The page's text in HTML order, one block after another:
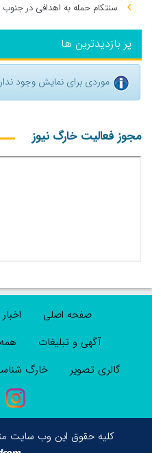
سنتکام حمله به اهدافی در جنوب
پر بازدیدترین ها
موردی برای نمایش وجود
مجوز فعالیت خارگ نیوز
صفحه اصلی
آگهی و تبلیغات
گالری تصویر
خارگ
کلیه حقوق این وب سایت